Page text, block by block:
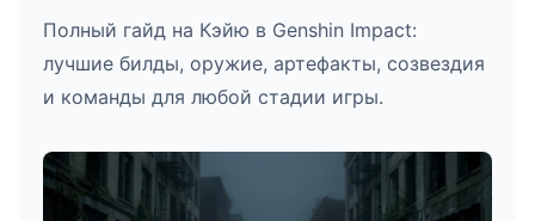
Полный гайд на Кэйю в Genshin Impact:
лучшие билды, оружие, артефакты, созвездия
и команды для любой стадии игры.